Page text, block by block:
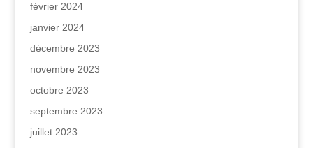
février 2024
janvier 2024
décembre 2023
novembre 2023
octobre 2023
septembre 2023
juillet 2023